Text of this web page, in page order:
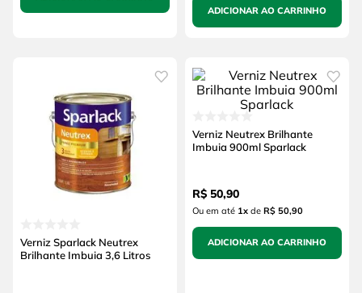
ADICIONAR AO CARRINHO
Verniz Sparlack Neutrex
Brilhante Imbuia 3,6 Litros
Verniz Neutrex Brilhante
Imbuia 900ml Sparlack
R$ 50,90
Ou em até 1xde R$ 50,90
ADICIONAR AO CARRINHO